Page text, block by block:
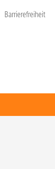
Barrierefreiheit